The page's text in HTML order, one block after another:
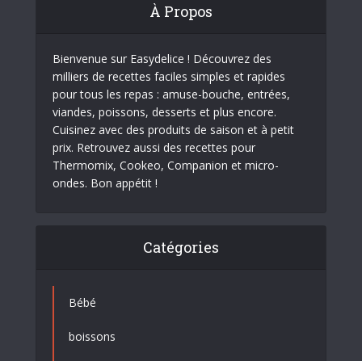
À Propos
Bienvenue sur Easydelice ! Découvrez des
milliers de recettes faciles simples et rapides
pour tous les repas : amuse-bouche, entrées,
viandes, poissons, desserts et plus encore.
Cuisinez avec des produits de saison et à petit
prix. Retrouvez aussi des recettes pour
Thermomix, Cookeo, Companion et micro-
ondes. Bon appétit !
Catégories
Bébé
boissons